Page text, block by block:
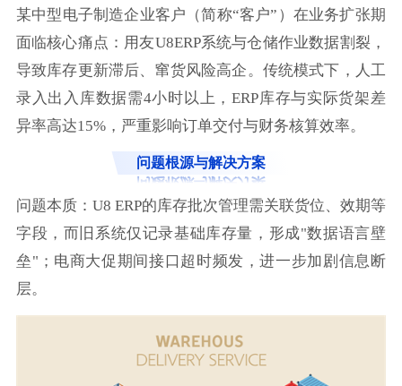
某中型电子制造企业客户（简称“客户”）在业务扩张期
面临核心痛点：用友U8ERP系统与仓储作业数据割裂，
导致库存更新滞后、窜货风险高企。传统模式下，人工
录入出入库数据需4小时以上，ERP库存与实际货架差
异率高达15%，严重影响订单交付与财务核算效率。
问题根源与解决方案
问题本质：U8 ERP的库存批次管理需关联货位、效期等
字段，而旧系统仅记录基础库存量，形成"数据语言壁
垒"；电商大促期间接口超时频发，进一步加剧信息断
层。